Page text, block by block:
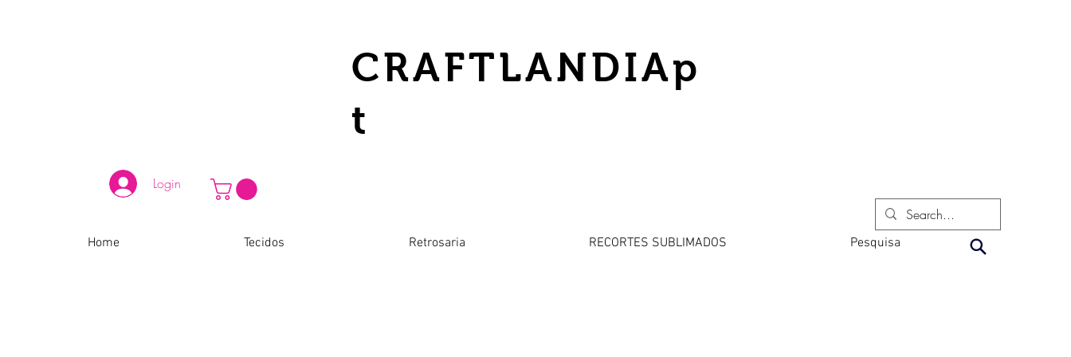
CRAFTLANDIAp
t
Login
Home Tecidos Retrosaria RECORTES SUBLIMADOS Pesquisa